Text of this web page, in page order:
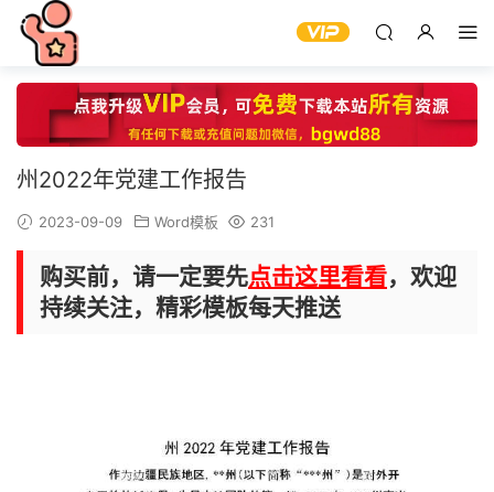
州2022年党建工作报告
2023-09-09 Word模板 231
购买前，请一定要先点击这里看看，欢迎
持续关注，精彩模板每天推送